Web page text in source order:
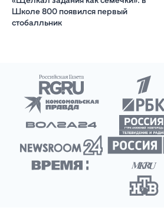
Школе 800 появился первый
стобалльник